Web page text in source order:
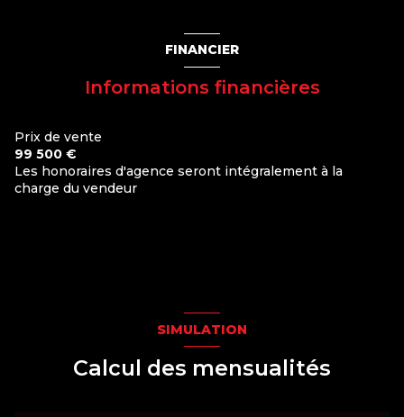
FINANCIER
Informations financières
Prix de vente
99 500 €
Les honoraires d'agence seront intégralement à la
charge du vendeur
SIMULATION
Calcul des mensualités